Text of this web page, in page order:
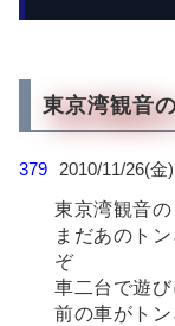
東京湾観音
379 2010/11/26(金
東京湾観音
まだあのト
ぞ
車二台で遊び
前の車がト